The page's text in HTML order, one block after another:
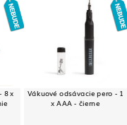
8 x Vákuové odsávacie pero - 1
x AAA - čierne